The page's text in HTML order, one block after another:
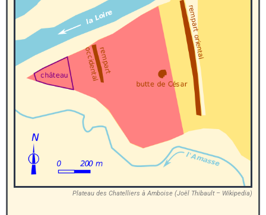
Plateau des Chatelliers à Amboise (Joël Thibault – Wikipedia)